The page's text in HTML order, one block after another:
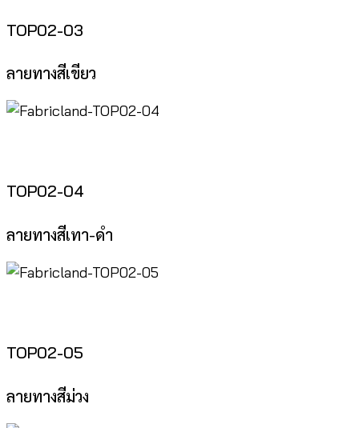
TOP02-03
ลายทางสีเขียว
TOP02-04
ลายทางสีเทา-ดำ
TOP02-05
ลายทางสีม่วง